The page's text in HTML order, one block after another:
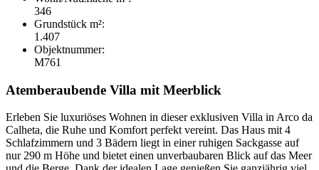
346
Grundstück m²:
1.407
Objektnummer:
M761
Atemberaubende Villa mit Meerblick
Erleben Sie luxuriöses Wohnen in dieser exklusiven Villa in Arco da
Calheta, die Ruhe und Komfort perfekt vereint. Das Haus mit 4
Schlafzimmern und 3 Bädern liegt in einer ruhigen Sackgasse auf
nur 290 m Höhe und bietet einen unverbaubaren Blick auf das Meer